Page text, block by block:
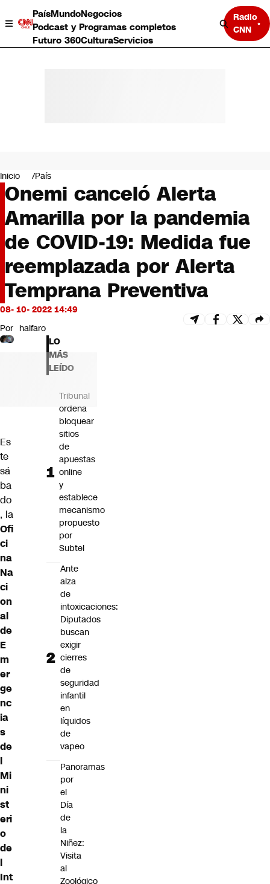
PaísMundoNegocios
Podcast y Programas completos
Futuro 360CulturaServicios
Radio
CNN
Negocios
Deportes
Programas completos
Cultura
Servicios
Bits
CNN tiempo
Futuro 360
Opinión
Inicio País
Onemi canceló Alerta
Amarilla por la pandemia
de COVID-19: Medida fue
reemplazada por Alerta
Temprana Preventiva
08- 10- 2022 14:49
Por halfaro
Es
te
sá
ba
do
, la
Ofi
ci
na
Na
ci
on
al
de
E
m
er
ge
nc
ia
s
de
l
Mi
ni
st
eri
o
de
l
Int
LO
MÁS
LEÍDO
Tribunal
ordena
bloquear
sitios
de
apuestas
online
y
establece
mecanismo
propuesto
por
Subtel
Ante
alza
de
intoxicaciones:
Diputados
buscan
exigir
cierres
de
seguridad
infantil
en
líquidos
de
vapeo
Panoramas
por
el
Día
de
la
Niñez:
Visita
al
Zoológico